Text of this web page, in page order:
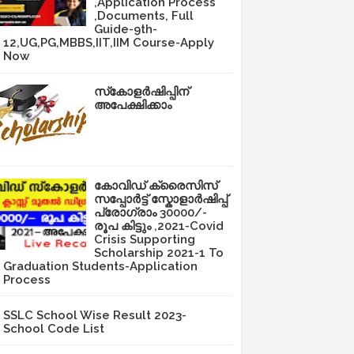
,Documents, Full
Guide-9th-
12,UG,PG,MBBS,IIT,IIM Course-Apply
Now
സ്‌കോളർഷിപ്പിന്
അപേക്ഷിക്കാം
കോവിഡ് ക്രൈസിസ്
സപ്പോർട്ട് സ്കോളാർഷിപ്പ്
പ്രോഗ്രാം 30000/-
രൂപ കിട്ടും ,2021-Covid
Crisis Supporting
Scholarship 2021-1 To
Graduation Students-Application
Process
SSLC School Wise Result 2023-
School Code List